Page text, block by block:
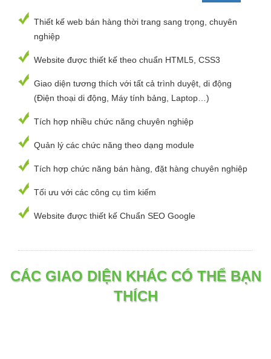
Thiết kế web bán hàng thời trang sang trọng, chuyên
nghiệp
Website được thiết kế theo chuẩn HTML5, CSS3
Giao diện tương thích với tất cả trình duyệt, di động
(Điện thoại di động, Máy tính bảng, Laptop…)
Tích hợp nhiều chức năng chuyên nghiệp
Quản lý các chức năng theo dạng module
Tích hợp chức năng bán hàng, đặt hàng chuyên nghiệp
Tối ưu với các công cụ tìm kiếm
Website được thiết kế Chuẩn SEO Google
CÁC GIAO DIỆN KHÁC CÓ THỂ BẠN
THÍCH